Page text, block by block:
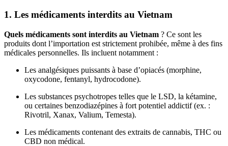
1. Les médicaments interdits au Vietnam
Quels médicaments sont interdits au Vietnam ? Ce sont les
produits dont l’importation est strictement prohibée, même à des fins
médicales personnelles. Ils incluent notamment :
Les analgésiques puissants à base d’opiacés (morphine,
oxycodone, fentanyl, hydrocodone).
Les substances psychotropes telles que le LSD, la kétamine,
ou certaines benzodiazépines à fort potentiel addictif (ex. :
Rivotril, Xanax, Valium, Temesta).
Les médicaments contenant des extraits de cannabis, THC ou
CBD non médical.